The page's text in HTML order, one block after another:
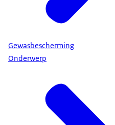
Gewasbescherming
Onderwerp